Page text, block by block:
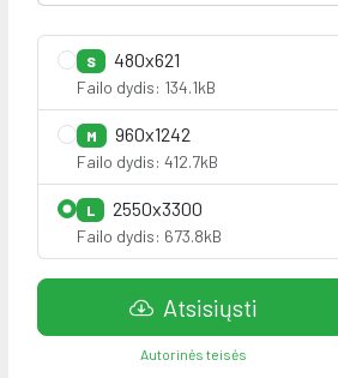
S 480x621
Failo dydis: 134.1kB
M 960x1242
Failo dydis: 412.7kB
L 2550x3300
Failo dydis: 673.8kB
Atsisiųsti
Autorinės teisės